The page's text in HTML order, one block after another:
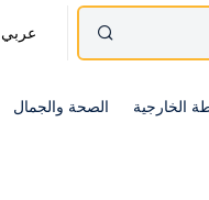
عربي
الخارجية الصحة والجمال